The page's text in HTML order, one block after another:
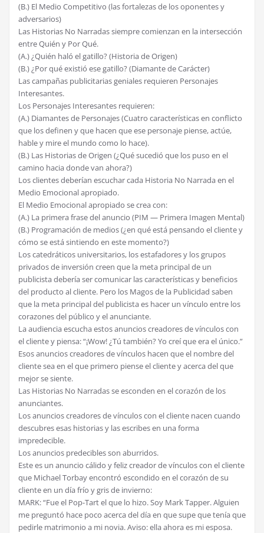
(B.) El Medio Competitivo (las fortalezas de los oponentes y
adversarios)
Las Historias No Narradas siempre comienzan en la intersección
entre Quién y Por Qué.
(A.) ¿Quién haló el gatillo? (Historia de Origen)
(B.) ¿Por qué existió ese gatillo? (Diamante de Carácter)
Las campañas publicitarias geniales requieren Personajes
Interesantes.
Los Personajes Interesantes requieren:
(A.) Diamantes de Personajes (Cuatro características en conflicto
que los definen y que hacen que ese personaje piense, actúe,
hable y mire el mundo como lo hace).
(B.) Las Historias de Origen (¿Qué sucedió que los puso en el
camino hacia donde van ahora?)
Los clientes deberían escuchar cada Historia No Narrada en el
Medio Emocional apropiado.
El Medio Emocional apropiado se crea con:
(A.) La primera frase del anuncio (PIM — Primera Imagen Mental)
(B.) Programación de medios (¿en qué está pensando el cliente y
cómo se está sintiendo en este momento?)
Los catedráticos universitarios, los estafadores y los grupos
privados de inversión creen que la meta principal de un
publicista debería ser comunicar las características y beneficios
del producto al cliente. Pero los Magos de la Publicidad saben
que la meta principal del publicista es hacer un vínculo entre los
corazones del público y el anunciante.
La audiencia escucha estos anuncios creadores de vínculos con
el cliente y piensa: “¡Wow! ¿Tú también? Yo creí que era el único.”
Esos anuncios creadores de vínculos hacen que el nombre del
cliente sea en el que primero piense el cliente y acerca del que
mejor se siente.
Las Historias No Narradas se esconden en el corazón de los
anunciantes.
Los anuncios creadores de vínculos con el cliente nacen cuando
descubres esas historias y las escribes en una forma
impredecible.
Los anuncios predecibles son aburridos.
Este es un anuncio cálido y feliz creador de vínculos con el cliente
que Michael Torbay encontró escondido en el corazón de su
cliente en un día frío y gris de invierno:
MARK: “Fue el Pop-Tart el que lo hizo. Soy Mark Tapper. Alguien
me preguntó hace poco acerca del día en que supe que tenía que
pedirle matrimonio a mi novia. Aviso: ella ahora es mi esposa.